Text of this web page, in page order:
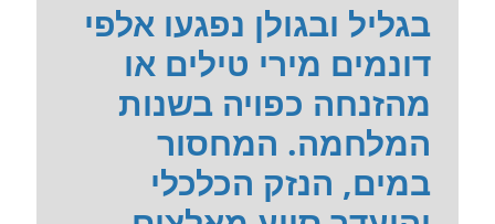
בגליל ובגולן נפגעו אלפי
דונמים מירי טילים או
מהזנחה כפויה בשנות
המלחמה. המחסור
במים, הנזק הכלכלי